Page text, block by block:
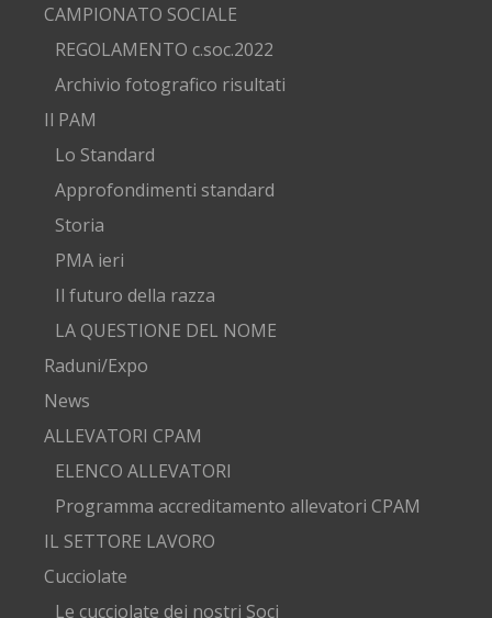
CAMPIONATO SOCIALE
REGOLAMENTO c.soc.2022
Archivio fotografico risultati
Il PAM
Lo Standard
Approfondimenti standard
Storia
PMA ieri
Il futuro della razza
LA QUESTIONE DEL NOME
Raduni/Expo
News
ALLEVATORI CPAM
ELENCO ALLEVATORI
Programma accreditamento allevatori CPAM
IL SETTORE LAVORO
Cucciolate
Le cucciolate dei nostri Soci